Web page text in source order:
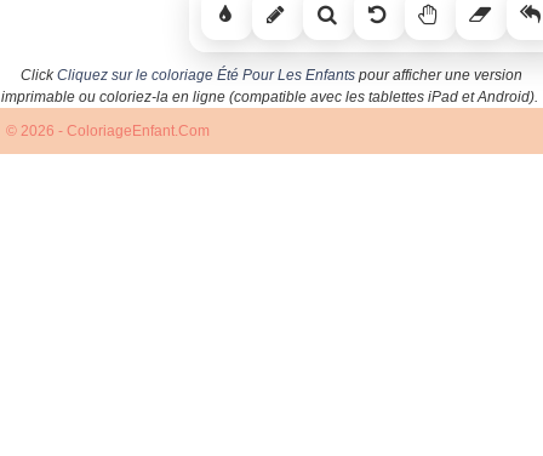
ClickCliquez sur le coloriage Été Pour Les Enfants pour afficher une version
imprimable ou coloriez-la en ligne (compatible avec les tablettes iPad et Android).
© 2026 - ColoriageEnfant.Com